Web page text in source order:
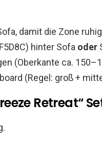
damit die Zone
hinter Sofa oder
(Oberkante ca.
(Regel: groß +
Retreat“